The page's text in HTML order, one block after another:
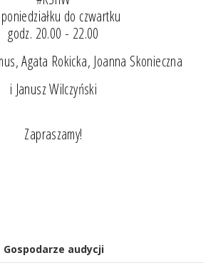
do czwartku
godz. 20.00 - 22.00
Agata Rokicka, Joanna Skonieczna
i Janusz Wilczyński
Zapraszamy!
Gospodarze audycji